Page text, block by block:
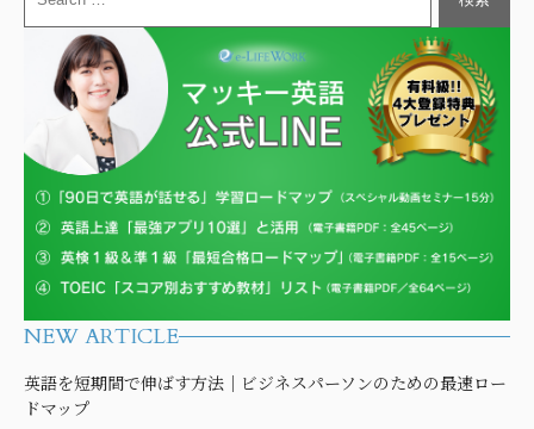
NEW ARTICLE
英語を短期間で伸ばす方法｜ビジネスパーソンのための最速ロー
ドマップ